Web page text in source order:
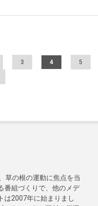
3 4 5
草の根の運動に焦点を当
番組づくりで、他のメデ
は2007年に始まりまし